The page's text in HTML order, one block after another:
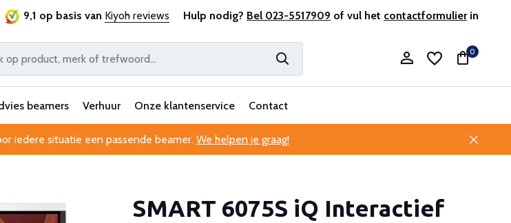
Al 25 jaar betrouwbaar en ervaren Professionele klantenservice
9,1 op basis van Kiyoh reviews Hulp nodig? Bel 023-5517909 of vul het contactformulierin
Account aanmaken
0
beamers Verhuur Onze klantenservice Contact
iedere situatie een passende beamer. We helpen je graag!
SMART 6075S iQ Interactief